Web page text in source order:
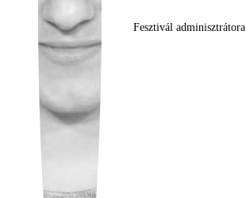
Fesztivál adminisztrátora